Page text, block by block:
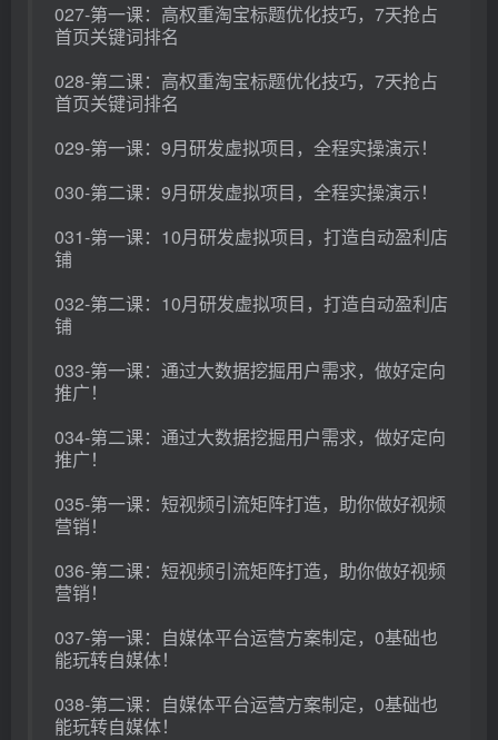
027-第一课：高权重淘宝标题优化技巧，7天抢占
首页关键词排名
028-第二课：高权重淘宝标题优化技巧，7天抢占
首页关键词排名
029-第一课：9月研发虚拟项目，全程实操演示！
030-第二课：9月研发虚拟项目，全程实操演示！
031-第一课：10月研发虚拟项目，打造自动盈利店
铺
032-第二课：10月研发虚拟项目，打造自动盈利店
铺
033-第一课：通过大数据挖掘用户需求，做好定向
推广！
034-第二课：通过大数据挖掘用户需求，做好定向
推广！
035-第一课：短视频引流矩阵打造，助你做好视频
营销！
036-第二课：短视频引流矩阵打造，助你做好视频
营销！
037-第一课：自媒体平台运营方案制定，0基础也
能玩转自媒体！
038-第二课：自媒体平台运营方案制定，0基础也
能玩转自媒体！